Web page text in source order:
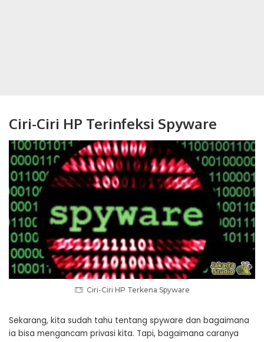
Ciri-Ciri HP Terinfeksi Spyware
Ciri-Ciri HP Terkena Spyware
Sekarang, kita sudah tahu tentang spyware dan bagaimana
ia bisa mengancam privasi kita. Tapi, bagaimana caranya